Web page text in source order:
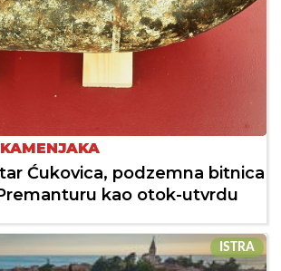
Ćukovica, podzemna bitnica
kao otok-utvrdu
ISTRA